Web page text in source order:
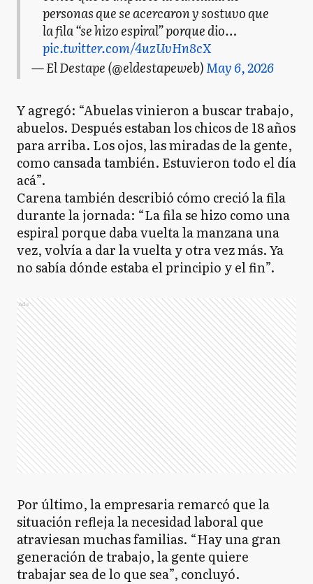
personas que se acercaron y sostuvo que
la fila “se hizo espiral” porque dio…
pic.twitter.com/4uzUvHn8cX
— El Destape (@eldestapeweb)May 6, 2026
Y agregó: “Abuelas vinieron a buscar trabajo,
abuelos. Después estaban los chicos de 18 años
para arriba. Los ojos, las miradas de la gente,
como cansada también. Estuvieron todo el día
acá”.
Carena también describió cómo creció la fila
durante la jornada: “La fila se hizo como una
espiral porque daba vuelta la manzana una
vez, volvía a dar la vuelta y otra vez más. Ya
no sabía dónde estaba el principio y el fin”.
Ads
Por último, la empresaria remarcó que la
situación refleja la necesidad laboral que
atraviesan muchas familias. “Hay una gran
generación de trabajo, la gente quiere
trabajar sea de lo que sea”, concluyó.